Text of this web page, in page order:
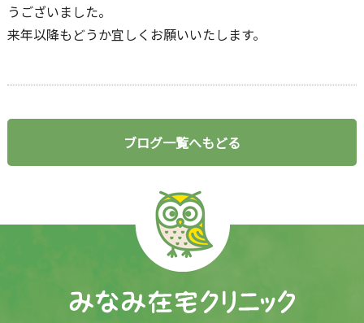
うございました。
来年以降もどうか宜しくお願いいたします。
ブログ一覧へもどる